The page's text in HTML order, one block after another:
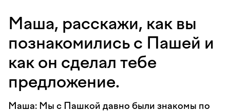
Маша, расскажи, как вы
познакомились с Пашей и
как он сделал тебе
предложение.
Маша: Мы с Пашкой давно были знакомы по